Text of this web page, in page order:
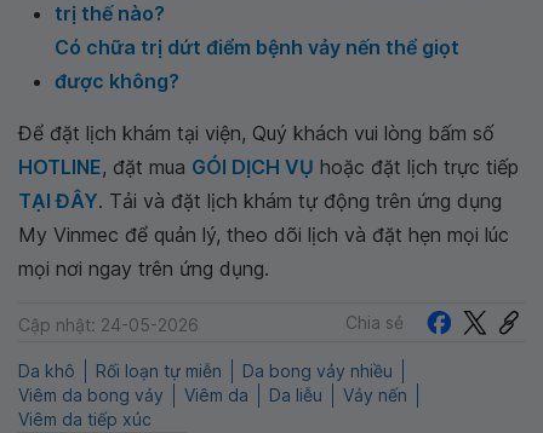
trị thế nào?
Có chữa trị dứt điểm bệnh vảy nến thể giọt
được không?
Để đặt lịch khám tại viện, Quý khách vui lòng bấm số
HOTLINE, đặt mua GÓI DỊCH VỤ hoặc đặt lịch trực tiếp
TẠI ĐÂY. Tải và đặt lịch khám tự động trên ứng dụng
My Vinmec để quản lý, theo dõi lịch và đặt hẹn mọi lúc
mọi nơi ngay trên ứng dụng.
Cập nhật: 24-05-2026 Chia sẻ
Da khô Rối loạn tự miễn
Da bong vảy nhiều
Viêm da bong vảy
Viêm da Da liễu
Vảy nến
Viêm da tiếp xúc